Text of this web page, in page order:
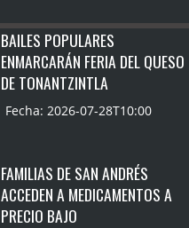
BAILES POPULARES
ENMARCARÁN FERIA DEL QUESO
DE TONANTZINTLA
Fecha: 2026-07-28T10:00
FAMILIAS DE SAN ANDRÉS
ACCEDEN A MEDICAMENTOS A
PRECIO BAJO